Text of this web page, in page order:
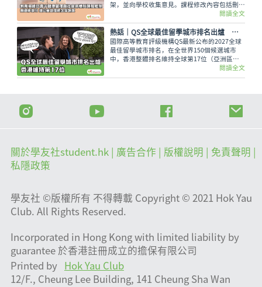
架，並向學校收集意見。課程修改內容包括刪除
選修單元，刪減基因改造食物等議題，以及增加
災害管理概念等課題，修訂課程預計最快可於
2028/29 學年起在中四級逐級推行。
閱讀全文
熱話｜QS全球最佳留學城市排名出爐 香港維持第17位
國際高等教育評級機構QS最新公布的2027全球
最佳留學城市排名，在全世界150個候選城市
中，香港整體排名維持全球第17位（亞洲區第
閱讀全文
關於學友社student.hk | 廣告合作 | 版權說明
| 免責聲明 |
私隱政策
學友社 ©版權所有 不得轉載 Copyright © 2021 Hok Yau
Club. All Rights Reserved.
Incorporated in Hong Kong with limited liability by
guarantee 於香港註冊成立的擔保有限公司
Printed by
Hok Yau Club
12/F., Cheung Lee Building, 141 Cheung Sha Wan